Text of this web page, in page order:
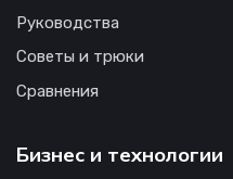
Руководства
Советы и трюки
Сравнения
Бизнес и технологии